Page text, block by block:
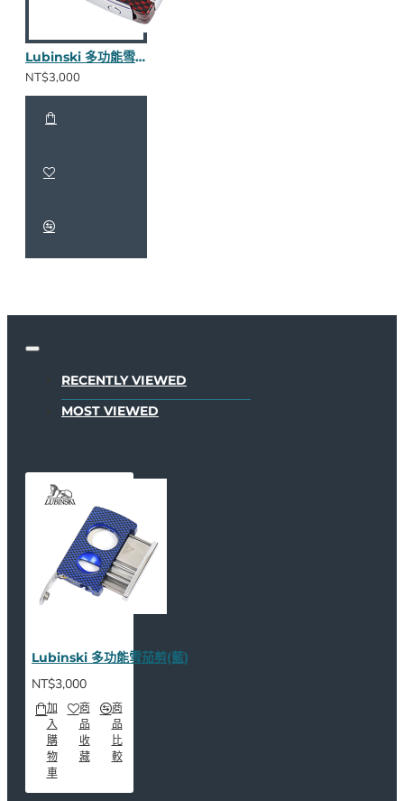
Lubinski 多功能雪茄剪(紅)
NT$3,000
RECENTLY VIEWED
MOST VIEWED
Lubinski 多功能雪茄剪(藍)
NT$3,000
加
入
購
物
車
商
品
收
藏
商
品
比
較